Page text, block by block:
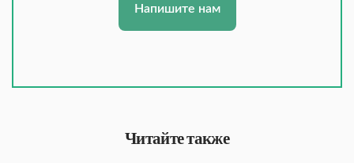
Напишите нам
Читайте также